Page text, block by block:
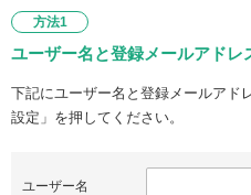
方法1
ユーザー名と登録メールアドレ
下記にユーザー名と登録メールアド
設定」を押してください。
ユーザー名